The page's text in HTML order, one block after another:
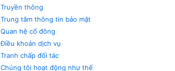
Truyền thông
Trung tâm thông tin bảo mật
Quan hệ cổ đông
Điều khoản dịch vụ
Tranh chấp đối tác
Chúng tôi hoạt động như thế